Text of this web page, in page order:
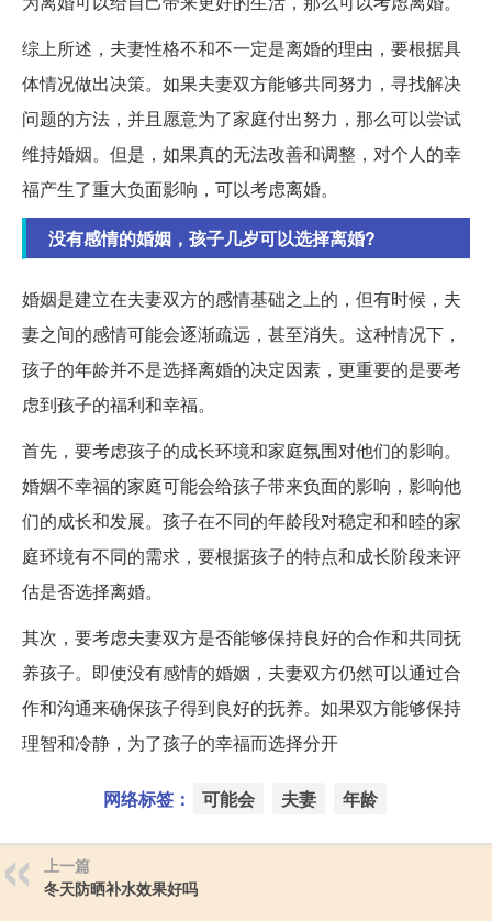
综上所述，夫妻性格不和不一定是离婚的理由，要根据具
体情况做出决策。如果夫妻双方能够共同努力，寻找解决
问题的方法，并且愿意为了家庭付出努力，那么可以尝试
维持婚姻。但是，如果真的无法改善和调整，对个人的幸
福产生了重大负面影响，可以考虑离婚。
没有感情的婚姻，孩子几岁可以选择离婚?
婚姻是建立在夫妻双方的感情基础之上的，但有时候，夫
妻之间的感情可能会逐渐疏远，甚至消失。这种情况下，
孩子的年龄并不是选择离婚的决定因素，更重要的是要考
虑到孩子的福利和幸福。
首先，要考虑孩子的成长环境和家庭氛围对他们的影响。
婚姻不幸福的家庭可能会给孩子带来负面的影响，影响他
们的成长和发展。孩子在不同的年龄段对稳定和和睦的家
庭环境有不同的需求，要根据孩子的特点和成长阶段来评
估是否选择离婚。
其次，要考虑夫妻双方是否能够保持良好的合作和共同抚
养孩子。即使没有感情的婚姻，夫妻双方仍然可以通过合
作和沟通来确保孩子得到良好的抚养。如果双方能够保持
理智和冷静，为了孩子的幸福而选择分开
网络标签： 可能会 夫妻 年龄
上一篇
冬天防晒补水效果好吗